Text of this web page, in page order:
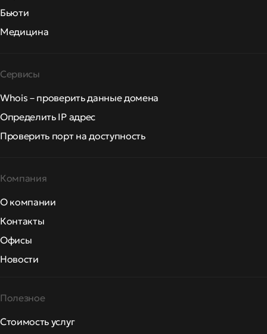
Бьюти
Медицина
Сервисы
Whois – проверить данные домена
Определить IP адрес
Проверить порт на доступность
Компания
О компании
Контакты
Офисы
Новости
Полезное
Стоимость услуг